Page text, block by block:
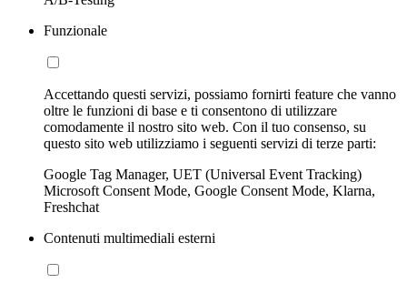
Funzionale
Accettando questi servizi, possiamo fornirti feature che vanno
oltre le funzioni di base e ti consentono di utilizzare
comodamente il nostro sito web. Con il tuo consenso, su
questo sito web utilizziamo i seguenti servizi di terze parti:
Google Tag Manager, UET (Universal Event Tracking)
Microsoft Consent Mode, Google Consent Mode, Klarna,
Freshchat
Contenuti multimediali esterni